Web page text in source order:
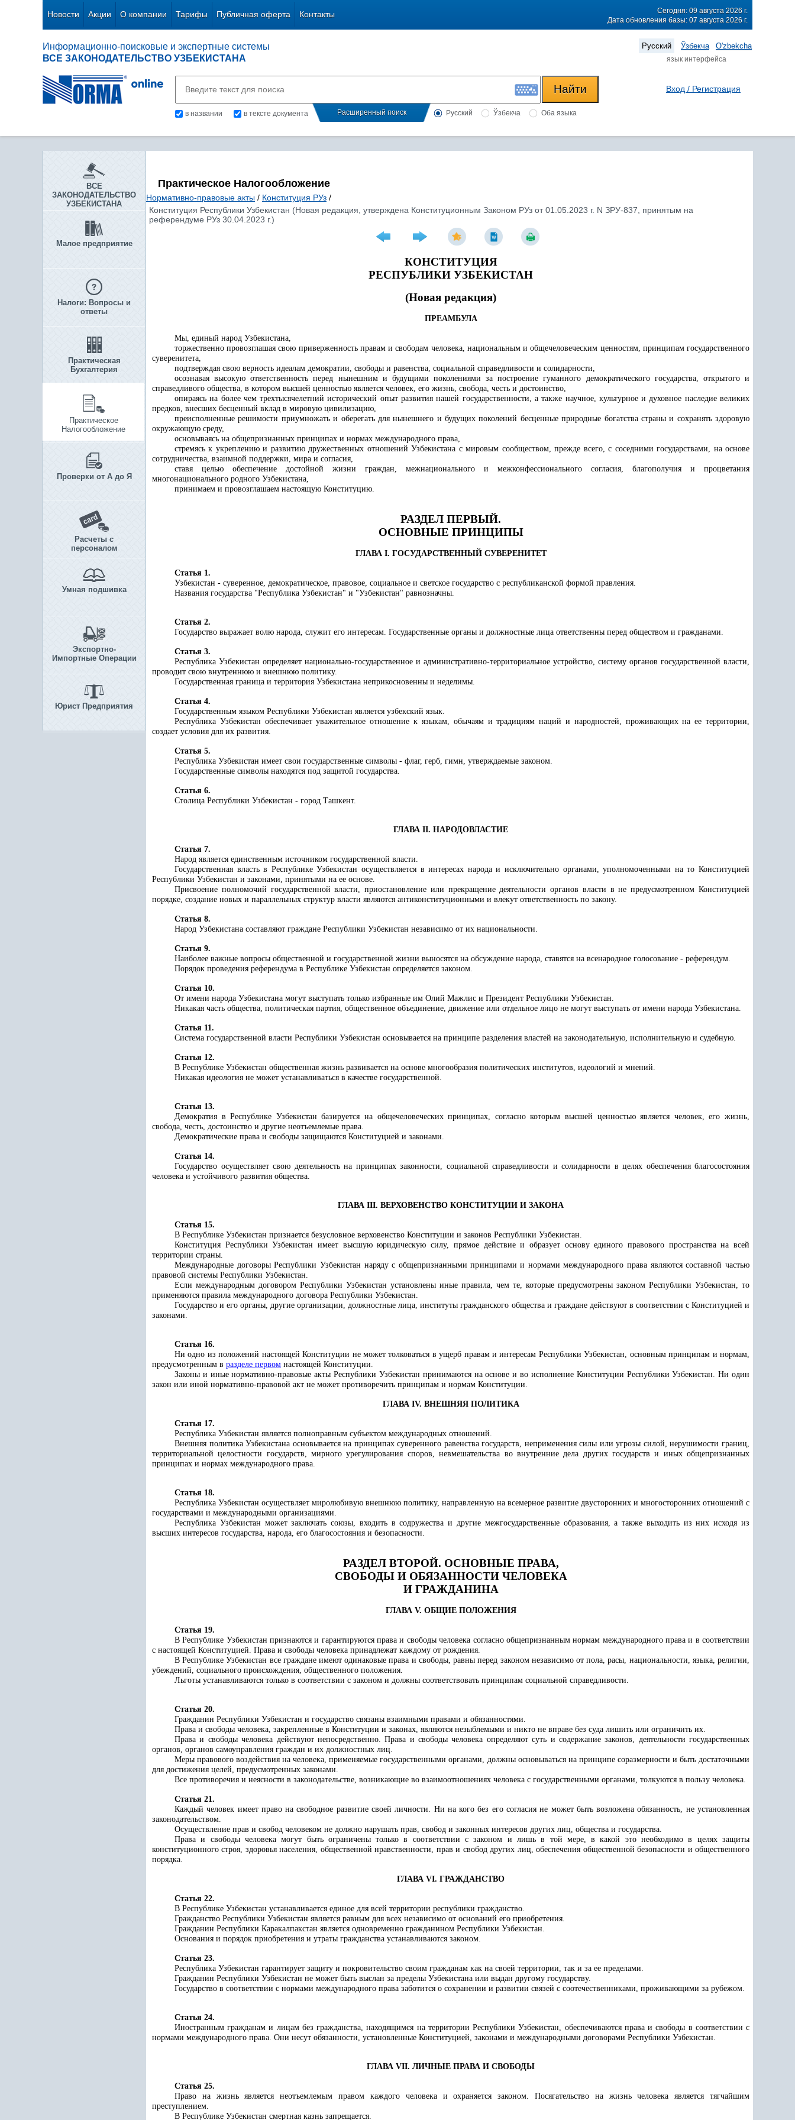
Новости Акции О компании Тарифы Публичная оферта Контакты
Сегодня: 09 августа 2026 г.
Дата обновления базы: 07 августа 2026 г.
Информационно-поисковые и экспертные системы
ВСЕ ЗАКОНОДАТЕЛЬСТВО УЗБЕКИСТАНА
Русский Ўзбекча O'zbekcha
язык интерфейса
в названии в тексте документа Расширенный поиск Русский Ўзбекча Оба языка
Вход / Регистрация
ВСЕ
ЗАКОНОДАТЕЛЬСТВО
УЗБЕКИСТАНА
Малое предприятие
Налоги: Вопросы и
ответы
Практическая
Бухгалтерия
Практическое
Налогообложение
Проверки от А до Я
Расчеты с
персоналом
Умная подшивка
Экспортно-
Импортные Операции
Юрист Предприятия
Практическое Налогообложение
Нормативно-правовые акты / Конституция РУз /
Конституция Республики Узбекистан (Новая редакция, утверждена Конституционным Законом РУз от 01.05.2023 г. N ЗРУ-837, принятым на
референдуме РУз 30.04.2023 г.)
КОНСТИТУЦИЯ
РЕСПУБЛИКИ УЗБЕКИСТАН
(Новая редакция)
ПРЕАМБУЛА
Мы, единый народ Узбекистана,
торжественно провозглашая свою приверженность правам и свободам человека, национальным и общечеловеческим ценностям, принципам государственного
суверенитета,
подтверждая свою верность идеалам демократии, свободы и равенства, социальной справедливости и солидарности,
осознавая высокую ответственность перед нынешним и будущими поколениями за построение гуманного демократического государства, открытого и
справедливого общества, в котором высшей ценностью является человек, его жизнь, свобода, честь и достоинство,
опираясь на более чем трехтысячелетний исторический опыт развития нашей государственности, а также научное, культурное и духовное наследие великих
предков, внесших бесценный вклад в мировую цивилизацию,
преисполненные решимости приумножать и оберегать для нынешнего и будущих поколений бесценные природные богатства страны и сохранять здоровую
окружающую среду,
основываясь на общепризнанных принципах и нормах международного права,
стремясь к укреплению и развитию дружественных отношений Узбекистана с мировым сообществом, прежде всего, с соседними государствами, на основе
сотрудничества, взаимной поддержки, мира и согласия,
ставя целью обеспечение достойной жизни граждан, межнационального и межконфессионального согласия, благополучия и процветания
многонационального родного Узбекистана,
принимаем и провозглашаем настоящую Конституцию.
РАЗДЕЛ ПЕРВЫЙ.
ОСНОВНЫЕ ПРИНЦИПЫ
ГЛАВА I. ГОСУДАРСТВЕННЫЙ СУВЕРЕНИТЕТ
Статья 1.
Узбекистан - суверенное, демократическое, правовое, социальное и светское государство с республиканской формой правления.
Названия государства "Республика Узбекистан" и "Узбекистан" равнозначны.
Статья 2.
Государство выражает волю народа, служит его интересам. Государственные органы и должностные лица ответственны перед обществом и гражданами.
Статья 3.
Республика Узбекистан определяет национально-государственное и административно-территориальное устройство, систему органов государственной власти,
проводит свою внутреннюю и внешнюю политику.
Государственная граница и территория Узбекистана неприкосновенны и неделимы.
Статья 4.
Государственным языком Республики Узбекистан является узбекский язык.
Республика Узбекистан обеспечивает уважительное отношение к языкам, обычаям и традициям наций и народностей, проживающих на ее территории,
создает условия для их развития.
Статья 5.
Республика Узбекистан имеет свои государственные символы - флаг, герб, гимн, утверждаемые законом.
Государственные символы находятся под защитой государства.
Статья 6.
Столица Республики Узбекистан - город Ташкент.
ГЛАВА II. НАРОДОВЛАСТИЕ
Статья 7.
Народ является единственным источником государственной власти.
Государственная власть в Республике Узбекистан осуществляется в интересах народа и исключительно органами, уполномоченными на то Конституцией
Республики Узбекистан и законами, принятыми на ее основе.
Присвоение полномочий государственной власти, приостановление или прекращение деятельности органов власти в не предусмотренном Конституцией
порядке, создание новых и параллельных структур власти являются антиконституционными и влекут ответственность по закону.
Статья 8.
Народ Узбекистана составляют граждане Республики Узбекистан независимо от их национальности.
Статья 9.
Наиболее важные вопросы общественной и государственной жизни выносятся на обсуждение народа, ставятся на всенародное голосование - референдум.
Порядок проведения референдума в Республике Узбекистан определяется законом.
Статья 10.
От имени народа Узбекистана могут выступать только избранные им Олий Мажлис и Президент Республики Узбекистан.
Никакая часть общества, политическая партия, общественное объединение, движение или отдельное лицо не могут выступать от имени народа Узбекистана.
Статья 11.
Система государственной власти Республики Узбекистан основывается на принципе разделения властей на законодательную, исполнительную и судебную.
Статья 12.
В Республике Узбекистан общественная жизнь развивается на основе многообразия политических институтов, идеологий и мнений.
Никакая идеология не может устанавливаться в качестве государственной.
Статья 13.
Демократия в Республике Узбекистан базируется на общечеловеческих принципах, согласно которым высшей ценностью является человек, его жизнь,
свобода, честь, достоинство и другие неотъемлемые права.
Демократические права и свободы защищаются Конституцией и законами.
Статья 14.
Государство осуществляет свою деятельность на принципах законности, социальной справедливости и солидарности в целях обеспечения благосостояния
человека и устойчивого развития общества.
ГЛАВА III. ВЕРХОВЕНСТВО КОНСТИТУЦИИ И ЗАКОНА
Статья 15.
В Республике Узбекистан признается безусловное верховенство Конституции и законов Республики Узбекистан.
Конституция Республики Узбекистан имеет высшую юридическую силу, прямое действие и образует основу единого правового пространства на всей
территории страны.
Международные договоры Республики Узбекистан наряду с общепризнанными принципами и нормами международного права являются составной частью
правовой системы Республики Узбекистан.
Если международным договором Республики Узбекистан установлены иные правила, чем те, которые предусмотрены законом Республики Узбекистан, то
применяются правила международного договора Республики Узбекистан.
Государство и его органы, другие организации, должностные лица, институты гражданского общества и граждане действуют в соответствии с Конституцией и
законами.
Статья 16.
Ни одно из положений настоящей Конституции не может толковаться в ущерб правам и интересам Республики Узбекистан, основным принципам и нормам,
предусмотренным в разделе первом настоящей Конституции.
Законы и иные нормативно-правовые акты Республики Узбекистан принимаются на основе и во исполнение Конституции Республики Узбекистан. Ни один
закон или иной нормативно-правовой акт не может противоречить принципам и нормам Конституции.
ГЛАВА IV. ВНЕШНЯЯ ПОЛИТИКА
Статья 17.
Республика Узбекистан является полноправным субъектом международных отношений.
Внешняя политика Узбекистана основывается на принципах суверенного равенства государств, неприменения силы или угрозы силой, нерушимости границ,
территориальной целостности государств, мирного урегулирования споров, невмешательства во внутренние дела других государств и иных общепризнанных
принципах и нормах международного права.
Статья 18.
Республика Узбекистан осуществляет миролюбивую внешнюю политику, направленную на всемерное развитие двусторонних и многосторонних отношений с
государствами и международными организациями.
Республика Узбекистан может заключать союзы, входить в содружества и другие межгосударственные образования, а также выходить из них исходя из
высших интересов государства, народа, его благосостояния и безопасности.
РАЗДЕЛ ВТОРОЙ. ОСНОВНЫЕ ПРАВА,
СВОБОДЫ И ОБЯЗАННОСТИ ЧЕЛОВЕКА
И ГРАЖДАНИНА
ГЛАВА V. ОБЩИЕ ПОЛОЖЕНИЯ
Статья 19.
В Республике Узбекистан признаются и гарантируются права и свободы человека согласно общепризнанным нормам международного права и в соответствии
с настоящей Конституцией. Права и свободы человека принадлежат каждому от рождения.
В Республике Узбекистан все граждане имеют одинаковые права и свободы, равны перед законом независимо от пола, расы, национальности, языка, религии,
убеждений, социального происхождения, общественного положения.
Льготы устанавливаются только в соответствии с законом и должны соответствовать принципам социальной справедливости.
Статья 20.
Гражданин Республики Узбекистан и государство связаны взаимными правами и обязанностями.
Права и свободы человека, закрепленные в Конституции и законах, являются незыблемыми и никто не вправе без суда лишить или ограничить их.
Права и свободы человека действуют непосредственно. Права и свободы человека определяют суть и содержание законов, деятельности государственных
органов, органов самоуправления граждан и их должностных лиц.
Меры правового воздействия на человека, применяемые государственными органами, должны основываться на принципе соразмерности и быть достаточными
для достижения целей, предусмотренных законами.
Все противоречия и неясности в законодательстве, возникающие во взаимоотношениях человека с государственными органами, толкуются в пользу человека.
Статья 21.
Каждый человек имеет право на свободное развитие своей личности. Ни на кого без его согласия не может быть возложена обязанность, не установленная
законодательством.
Осуществление прав и свобод человеком не должно нарушать прав, свобод и законных интересов других лиц, общества и государства.
Права и свободы человека могут быть ограничены только в соответствии с законом и лишь в той мере, в какой это необходимо в целях защиты
конституционного строя, здоровья населения, общественной нравственности, прав и свобод других лиц, обеспечения общественной безопасности и общественного
порядка.
ГЛАВА VI. ГРАЖДАНСТВО
Статья 22.
В Республике Узбекистан устанавливается единое для всей территории республики гражданство.
Гражданство Республики Узбекистан является равным для всех независимо от оснований его приобретения.
Гражданин Республики Каракалпакстан является одновременно гражданином Республики Узбекистан.
Основания и порядок приобретения и утраты гражданства устанавливаются законом.
Статья 23.
Республика Узбекистан гарантирует защиту и покровительство своим гражданам как на своей территории, так и за ее пределами.
Гражданин Республики Узбекистан не может быть выслан за пределы Узбекистана или выдан другому государству.
Государство в соответствии с нормами международного права заботится о сохранении и развитии связей с соотечественниками, проживающими за рубежом.
Статья 24.
Иностранным гражданам и лицам без гражданства, находящимся на территории Республики Узбекистан, обеспечиваются права и свободы в соответствии с
нормами международного права. Они несут обязанности, установленные Конституцией, законами и международными договорами Республики Узбекистан.
ГЛАВА VII. ЛИЧНЫЕ ПРАВА И СВОБОДЫ
Статья 25.
Право на жизнь является неотъемлемым правом каждого человека и охраняется законом. Посягательство на жизнь человека является тягчайшим
преступлением.
В Республике Узбекистан смертная казнь запрещается.